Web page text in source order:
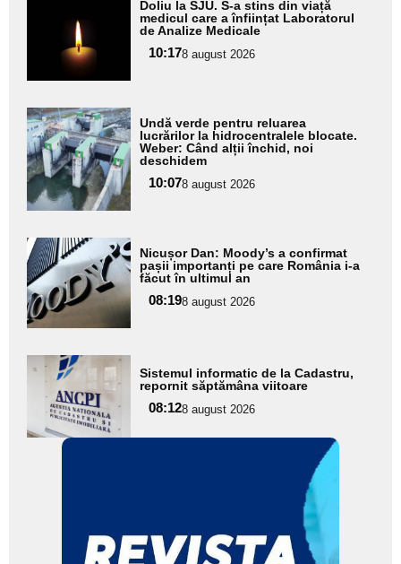
aici textul
pentru
subtitlu
Doliu la SJU. S-a stins din viață
medicul care a înființat Laboratorul
de Analize Medicale
10:178 august 2026
Adaugă
aici textul
pentru
subtitlu
Undă verde pentru reluarea
lucrărilor la hidrocentralele blocate.
Weber: Când alții închid, noi
deschidem
10:078 august 2026
Adaugă
aici textul
pentru
subtitlu
Nicușor Dan: Moody’s a confirmat
pașii importanți pe care România i-a
făcut în ultimul an
08:198 august 2026
Adaugă
aici textul
pentru
subtitlu
Sistemul informatic de la Cadastru,
repornit săptămâna viitoare
08:128 august 2026